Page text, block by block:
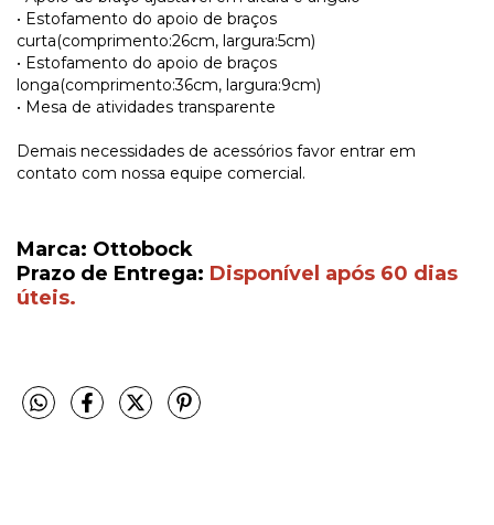
• Estofamento do apoio de braços
curta(comprimento:26cm, largura:5cm)
• Estofamento do apoio de braços
longa(comprimento:36cm, largura:9cm)
• Mesa de atividades transparente
Demais necessidades de acessórios favor entrar em
contato com nossa equipe comercial.
Marca: Ottobock
Prazo de Entrega: Disponível após 60 dias
úteis.